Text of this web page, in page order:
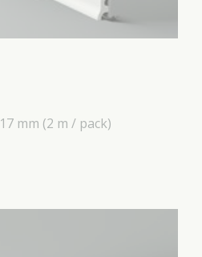
17 mm (2 m / pack)